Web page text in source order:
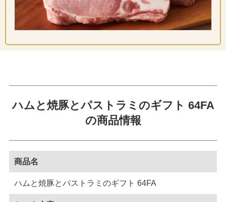
ハムと焼豚とパストラミのギフト 64FA
の商品情報
商品名
ハムと焼豚とパストラミのギフト 64FA